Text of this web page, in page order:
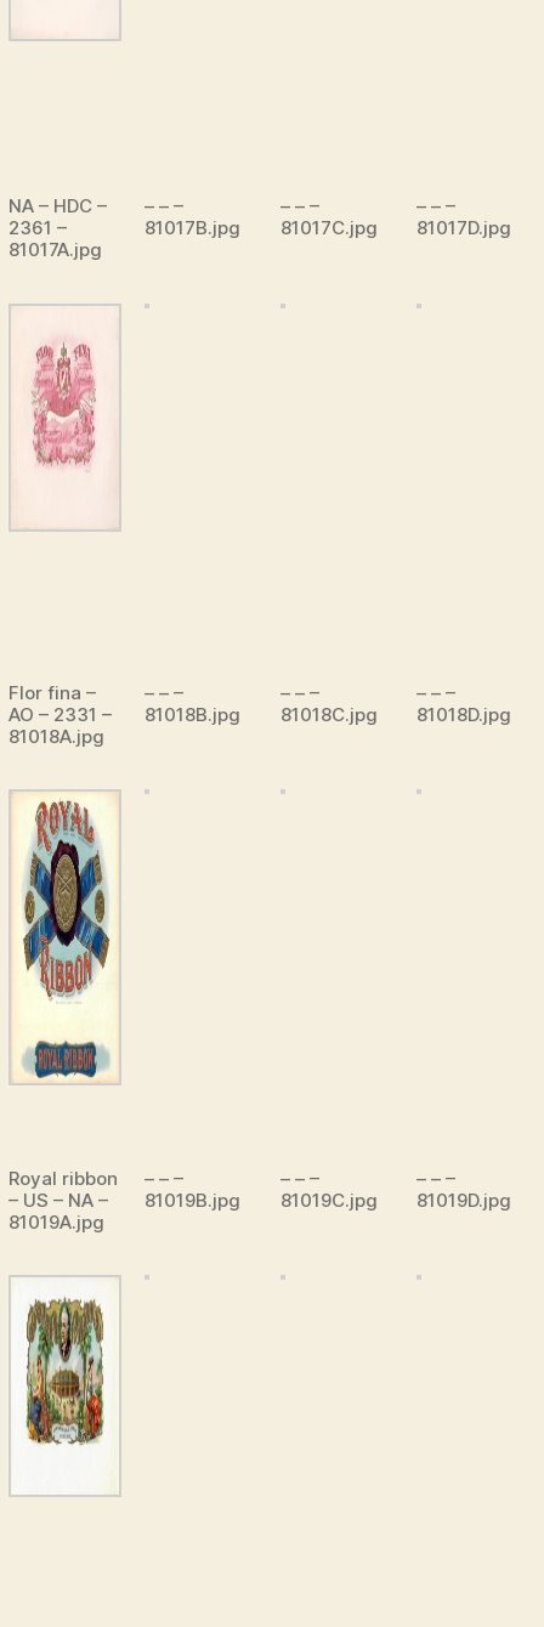
NA – HDC –
2361 –
81017A.jpg
– – –
81017B.jpg
– – –
81017C.jpg
– – –
81017D.jpg
Flor fina –
AO – 2331 –
81018A.jpg
– – –
81018B.jpg
– – –
81018C.jpg
– – –
81018D.jpg
Royal ribbon
– US – NA –
81019A.jpg
– – –
81019B.jpg
– – –
81019C.jpg
– – –
81019D.jpg